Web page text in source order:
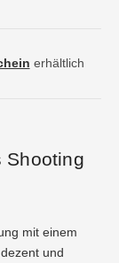
erhältlich
Shooting
mit einem
und